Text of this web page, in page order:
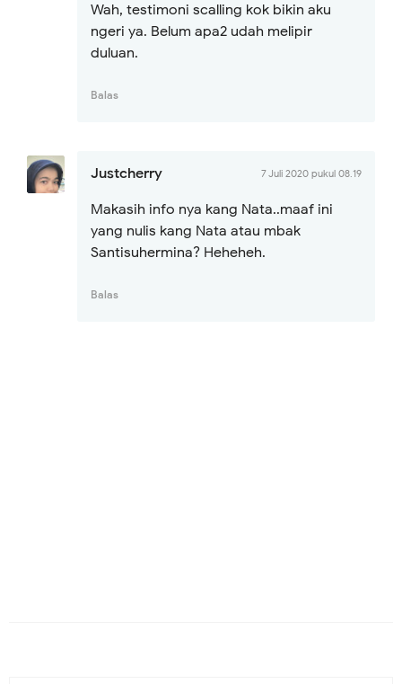
Wah, testimoni scalling kok bikin aku
ngeri ya. Belum apa2 udah melipir
duluan.
Balas
Justcherry 7 Juli 2020 pukul 08.19
Makasih info nya kang Nata..maaf ini
yang nulis kang Nata atau mbak
Santisuhermina? Heheheh.
Balas